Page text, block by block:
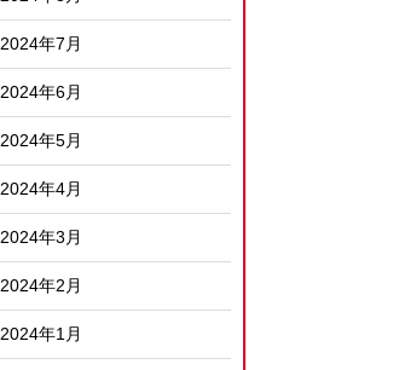
2024年7月
2024年6月
2024年5月
2024年4月
2024年3月
2024年2月
2024年1月